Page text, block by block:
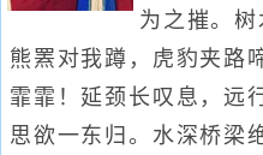
为之摧。树
熊罴对我蹲，虎豹夹路
霏霏！延颈长叹息，远
思欲一东归。水深桥梁